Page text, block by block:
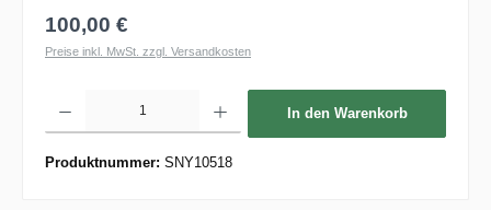
100,00 €
Preise inkl. MwSt. zzgl. Versandkosten
In den Warenkorb
Produktnummer: SNY10518